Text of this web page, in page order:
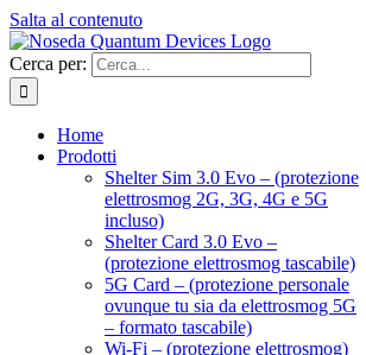
Salta al contenuto
Cerca per:
Home
Prodotti
Shelter Sim 3.0 Evo – (protezione
elettrosmog 2G, 3G, 4G e 5G
incluso)
Shelter Card 3.0 Evo –
(protezione elettrosmog tascabile)
5G Card – (protezione personale
ovunque tu sia da elettrosmog 5G
– formato tascabile)
Wi-Fi – (protezione elettrosmog)